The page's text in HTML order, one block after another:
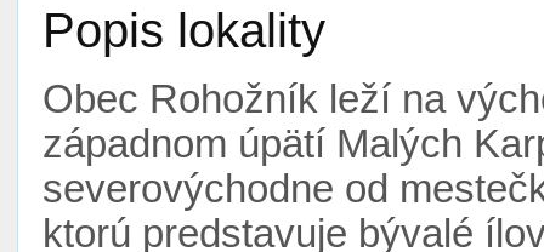
Popis lokality
Obec Rohožník leží na
západnom úpätí Malých
severovýchodne od
ktorú predstavuje bývalé